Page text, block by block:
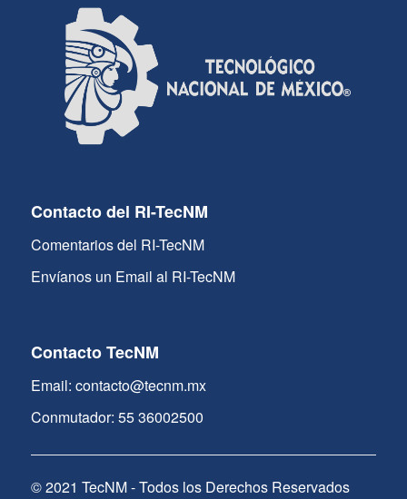
Contacto del RI-TecNM
Comentarios del RI-TecNM
Envíanos un Email al RI-TecNM
Contacto TecNM
Email: contacto@tecnm.mx
Conmutador: 55 36002500
© 2021 TecNM - Todos los Derechos Reservados